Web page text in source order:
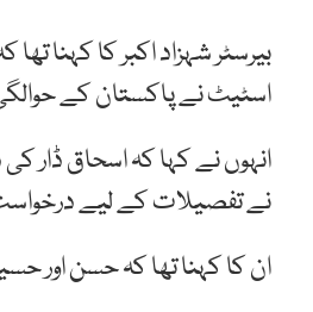
بیرسٹر شہزاد اکبر کا کہنا
اسٹیٹ نے پاکستان کے
انہوں نے کہا کہ اسحاق ڈار
نے تفصیلات کے لیے
ان کا کہنا تھا کہ حسن اور